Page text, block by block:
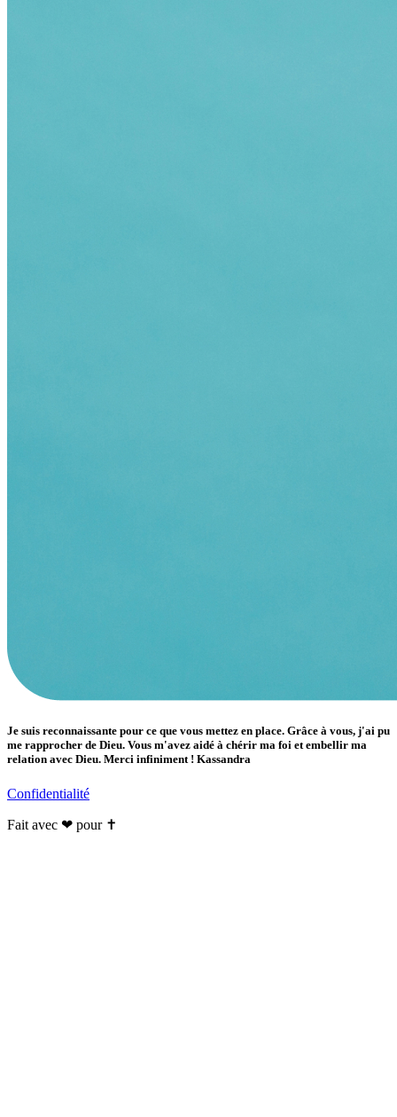
Je suis reconnaissante pour ce que vous mettez en place. Grâce à vous, j'ai pu
me rapprocher de Dieu. Vous m'avez aidé à chérir ma foi et embellir ma
relation avec Dieu. Merci infiniment ! Kassandra
Confidentialité
Fait avec ❤ pour ✝️️